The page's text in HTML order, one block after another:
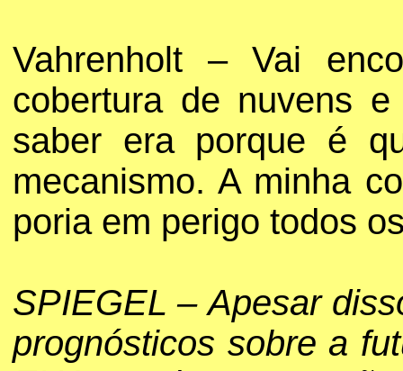
Vahrenholt – Vai
cobertura de nuvens
saber era porque é
mecanismo. A minha
poria em perigo todos
SPIEGEL – Apesar
prognósticos sobre a